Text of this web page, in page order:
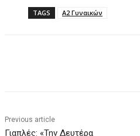
TAGS Α2 Γυναικών
Previous article
Γιαπλές: «Την Δευτέρα